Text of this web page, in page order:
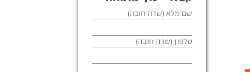
שם מלא (שדה חובה)
טלפון (שדה חובה)